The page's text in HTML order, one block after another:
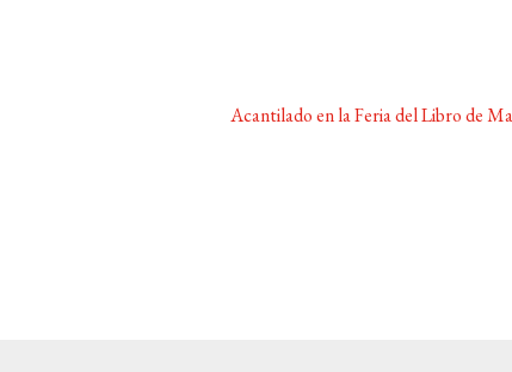
Siguiente:
Acantilado en la Feria del Libro de